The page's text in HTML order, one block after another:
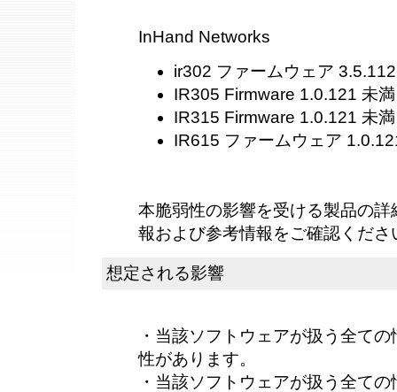
InHand Networks
ir302 ファームウェア
IR305 Firmware 1.0.121 未満
IR315 Firmware 1.0.121 未満
IR615 ファームウェア
本脆弱性の影響を受ける製品の
報および参考情報をご確認くださ
想定される影響
・当該ソフトウェアが扱う全て
性があります。
・当該ソフトウェアが扱う全て